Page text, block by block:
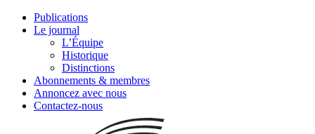
Publications
Le journal
L’Équipe
Historique
Distinctions
Abonnements & membres
Annoncez avec nous
Contactez-nous